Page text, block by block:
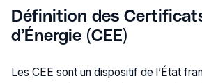
Définition des
d’Énergie (CEE)
Les CEE sont un dispositif de l’État